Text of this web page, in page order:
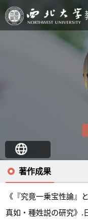
著作成果
《『究竟一乗宝性論』
真如・種姓説の研究》.